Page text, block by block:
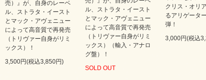
売）』が、自身のレーベ
ル、ストラタ・イースト
とマック・アヴェニュー
によって高音質で再発売
（トリヴァー自身がリミ
ックス）！
3,500円(税込3,850円)
ル、ストラタ・イースト
とマック・アヴェニュー
によって高音質で再発売
（トリヴァー自身がリミ
ックス）（輸入・アナロ
グ盤）！
SOLD OUT
クリス・オリ
るアリゲータ
弾！
3,000円(税込